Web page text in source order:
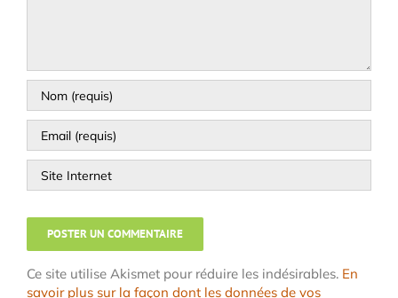
Ce site utilise Akismet pour réduire les indésirables. En
savoir plus sur la façon dont les données de vos